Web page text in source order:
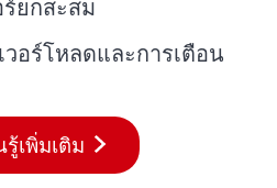
ร์ยกสะสม
อร์โหลดและการเตือน
รู้เพิ่มเติม